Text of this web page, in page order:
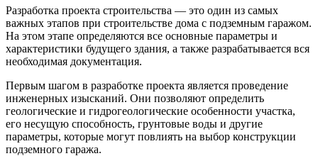
Разработка проекта строительства — это один из самых
важных этапов при строительстве дома с подземным гаражом.
На этом этапе определяются все основные параметры и
характеристики будущего здания, а также разрабатывается вся
необходимая документация.
Первым шагом в разработке проекта является проведение
инженерных изысканий. Они позволяют определить
геологические и гидрогеологические особенности участка,
его несущую способность, грунтовые воды и другие
параметры, которые могут повлиять на выбор конструкции
подземного гаража.